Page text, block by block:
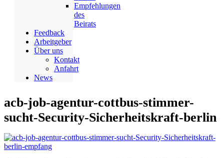
Empfehlungen
des
Beirats
Feedback
Arbeitgeber
Über uns
Kontakt
Anfahrt
News
acb-job-agentur-cottbus-stimmer-
sucht-Security-Sicherheitskraft-berlin